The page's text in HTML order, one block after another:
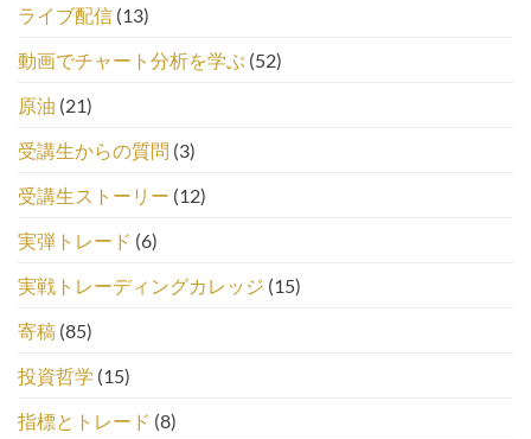
ライブ配信 (13)
動画でチャート分析を学ぶ (52)
原油 (21)
受講生からの質問 (3)
受講生ストーリー (12)
実弾トレード (6)
実戦トレーディングカレッジ (15)
寄稿 (85)
投資哲学 (15)
指標とトレード (8)